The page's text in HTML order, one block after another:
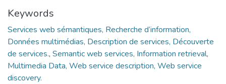
Keywords
Services web sémantiques, Recherche d’information,
Données multimédias, Description de services, Découverte
de services., Semantic web services, Information retrieval,
Multimedia Data, Web service description, Web service
discovery.